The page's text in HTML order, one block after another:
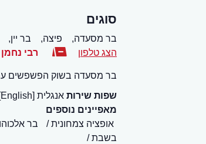
סוגים
בר מסעדה, פיצה, בר יין,
הצג טלפון
רבי נחמן 2, שוק הפשפשים
בר מסעדה בשוק הפשפשים עם
שפות שירות אנגלית [English], עברית [Hebrew]
מאפיינים נוספים
אופציה צמחונית
בר
בשבת